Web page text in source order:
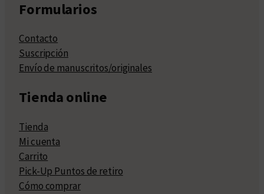
Formularios
Contacto
Suscripción
Envío de manuscritos/originales
Tienda online
Tienda
Mi cuenta
Carrito
Pick-Up Puntos de retiro
Cómo comprar